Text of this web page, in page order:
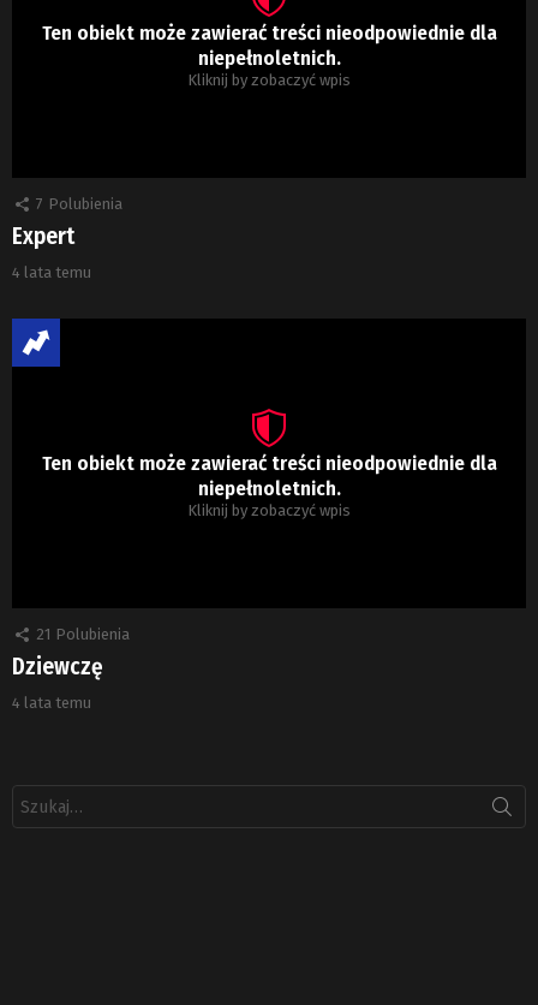
Ten obiekt może zawierać treści nieodpowiednie dla
niepełnoletnich.
Kliknij by zobaczyć wpis
7 Polubienia
Expert
4 lata temu
Ten obiekt może zawierać treści nieodpowiednie dla
niepełnoletnich.
Kliknij by zobaczyć wpis
21 Polubienia
Dziewczę
4 lata temu